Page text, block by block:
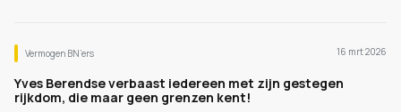
Vermogen BN’ers 16 mrt 2026
Yves Berendse verbaast iedereen met zijn gestegen
rijkdom, die maar geen grenzen kent!